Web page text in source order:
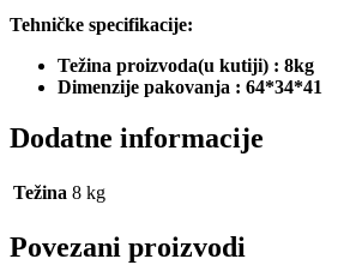
Tehničke specifikacije:
Težina proizvoda(u kutiji) : 8kg
Dimenzije pakovanja : 64*34*41
Dodatne informacije
Težina 8 kg
Povezani proizvodi